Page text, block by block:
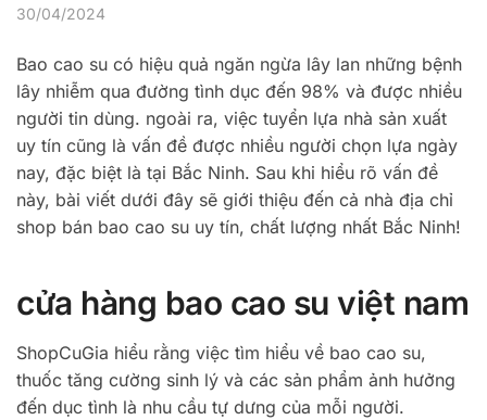
30/04/2024
Bao cao su có hiệu quả ngăn ngừa lây lan những bệnh
lây nhiễm qua đường tình dục đến 98% và được nhiều
người tin dùng. ngoài ra, việc tuyển lựa nhà sản xuất
uy tín cũng là vấn đề được nhiều người chọn lựa ngày
nay, đặc biệt là tại Bắc Ninh. Sau khi hiểu rõ vấn đề
này, bài viết dưới đây sẽ giới thiệu đến cả nhà địa chỉ
shop bán bao cao su uy tín, chất lượng nhất Bắc Ninh!
cửa hàng bao cao su việt nam
ShopCuGia hiểu rằng việc tìm hiểu về bao cao su,
thuốc tăng cường sinh lý và các sản phẩm ảnh hưởng
đến dục tình là nhu cầu tự dưng của mỗi người.